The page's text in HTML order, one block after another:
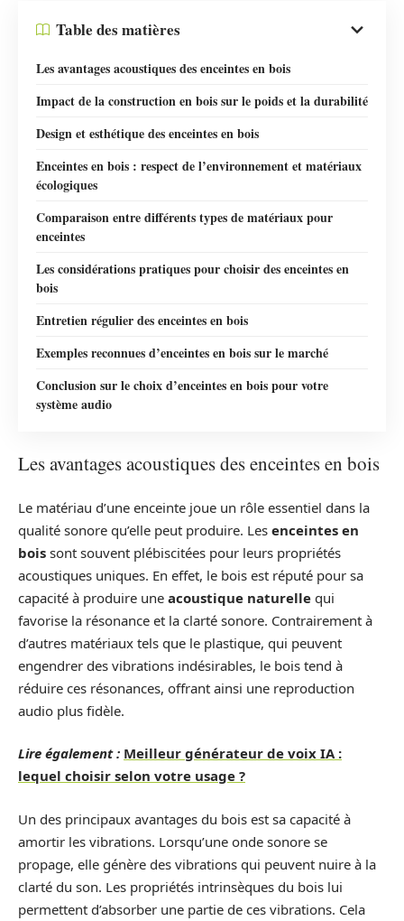
Table des matières
Les avantages acoustiques des enceintes en bois
Impact de la construction en bois sur le poids et la durabilité
Design et esthétique des enceintes en bois
Enceintes en bois : respect de l’environnement et matériaux
écologiques
Comparaison entre différents types de matériaux pour
enceintes
Les considérations pratiques pour choisir des enceintes en
bois
Entretien régulier des enceintes en bois
Exemples reconnues d’enceintes en bois sur le marché
Conclusion sur le choix d’enceintes en bois pour votre
système audio
Les avantages acoustiques des enceintes en bois
Le matériau d’une enceinte joue un rôle essentiel dans la
qualité sonore qu’elle peut produire. Les enceintes en
bois sont souvent plébiscitées pour leurs propriétés
acoustiques uniques. En effet, le bois est réputé pour sa
capacité à produire une acoustique naturelle qui
favorise la résonance et la clarté sonore. Contrairement à
d’autres matériaux tels que le plastique, qui peuvent
engendrer des vibrations indésirables, le bois tend à
réduire ces résonances, offrant ainsi une reproduction
audio plus fidèle.
Lire également : Meilleur générateur de voix IA :
lequel choisir selon votre usage ?
Un des principaux avantages du bois est sa capacité à
amortir les vibrations. Lorsqu’une onde sonore se
propage, elle génère des vibrations qui peuvent nuire à la
clarté du son. Les propriétés intrinsèques du bois lui
permettent d’absorber une partie de ces vibrations. Cela